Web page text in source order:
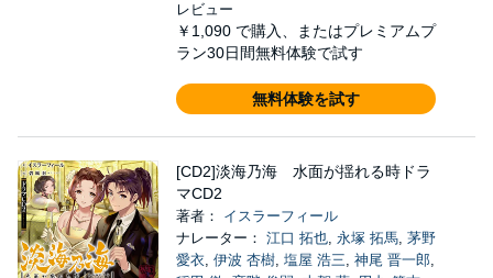
レビュー
￥1,090 で購入、またはプレミアムプ
ラン30日間無料体験で試す
無料体験を試す
[CD2]淡海乃海 水面が揺れる時ドラ
マCD2
著者： イスラーフィール
ナレーター： 江口 拓也, 永塚 拓馬, 茅野
愛衣, 伊波 杏樹, 塩屋 浩三, 神尾 晋一郎,